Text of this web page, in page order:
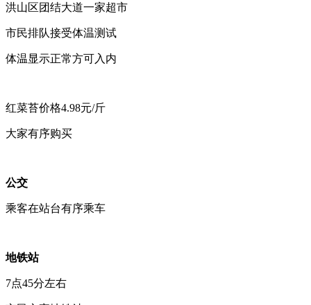
洪山区团结大道一家超市
市民排队接受体温测试
体温显示正常方可入内
红菜苔价格4.98元/斤
大家有序购买
公交
乘客在站台有序乘车
地铁站
7点45分左右